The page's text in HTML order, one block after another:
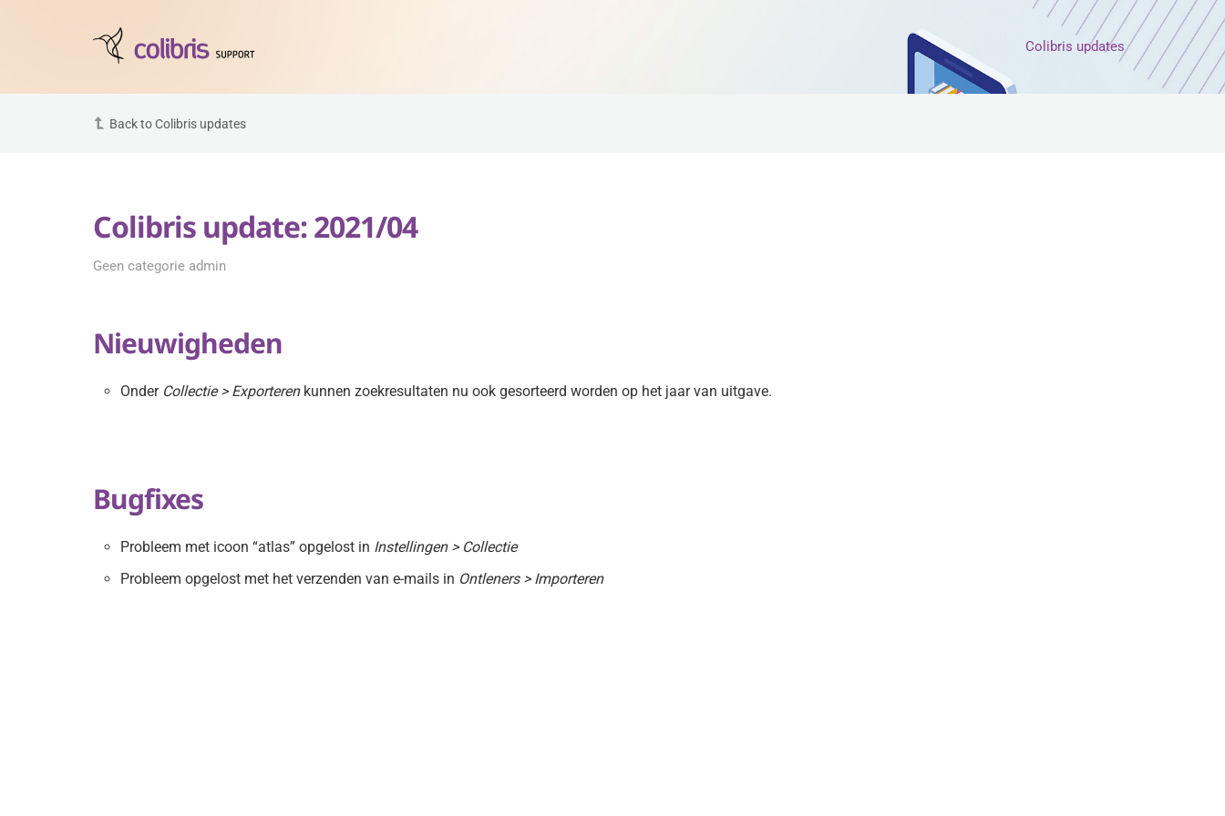
Colibris updates
Back to Colibris updates
Colibris update: 2021/04
Geen categorie admin
Nieuwigheden
Onder Collectie > Exporterenkunnen zoekresultaten nu ook gesorteerd worden op het jaar van uitgave.
Bugfixes
Probleem met icoon “atlas” opgelost in Instellingen > Collectie
Probleem opgelost met het verzenden van e-mails in Ontleners > Importeren